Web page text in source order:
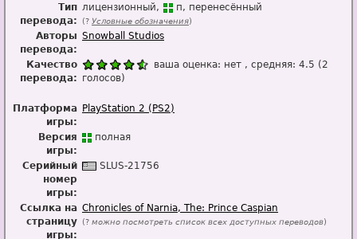
Тип
перевода:
лицензионный п перенесённый
(? Условные обозначения)
Авторы
перевода:
Snowball Studios
Качество
перевода:
ваша оценка: нет , средняя: 4.5 (2
голосов)
Платформа
игры:
PlayStation 2 (PS2)
Версия
игры:
полная
Серийный
номер
игры:
SLUS-21756
Ссылка на
страницу
игры:
Chronicles of Narnia, The: Prince Caspian
(? можно посмотреть список всех доступных переводов)